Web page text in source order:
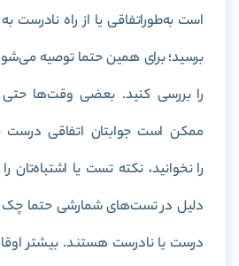
است به‌طوراتفاقی یا از راه
برسید؛ برای همین حتما توصیه
را بررسی کنید. بعضی وقت‌ها
ممکن است جوابتان اتفاقی
را نخوانید، نکته تست یا اشتباه‌تان
دلیل در تست‌های شمارشی حتما چک
درست یا نادرست هستند. بیشتر